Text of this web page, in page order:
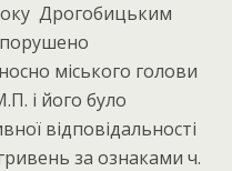
Дрогобицьким
міського голови
і його було
відповідальності
за ознаками ч.